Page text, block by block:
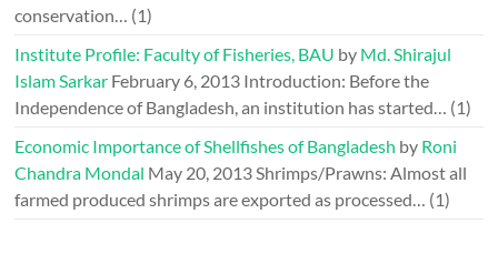
conservation… (1)
Institute Profile: Faculty of Fisheries, BAU by Md. Shirajul
Islam Sarkar February 6, 2013 Introduction: Before the
Independence of Bangladesh, an institution has started… (1)
Economic Importance of Shellfishes of Bangladesh by Roni
Chandra Mondal May 20, 2013Shrimps/Prawns: Almost all
farmed produced shrimps are exported as processed… (1)